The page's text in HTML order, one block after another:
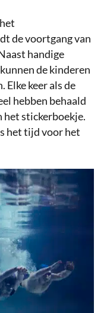
de voortgang van
handige
de kinderen
Elke keer als de
hebben behaald
het stickerboekje.
het tijd voor het